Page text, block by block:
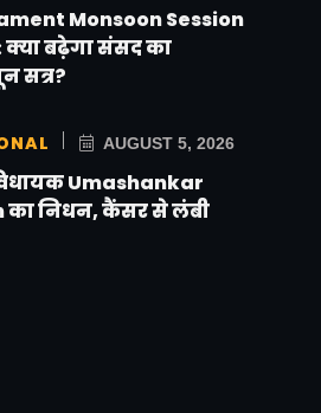
Monsoon Session
क्या बढ़ेगा संसद का
सत्र?
AUGUST 5, 2026
Umashankar
का निधन, कैंसर से लंबी